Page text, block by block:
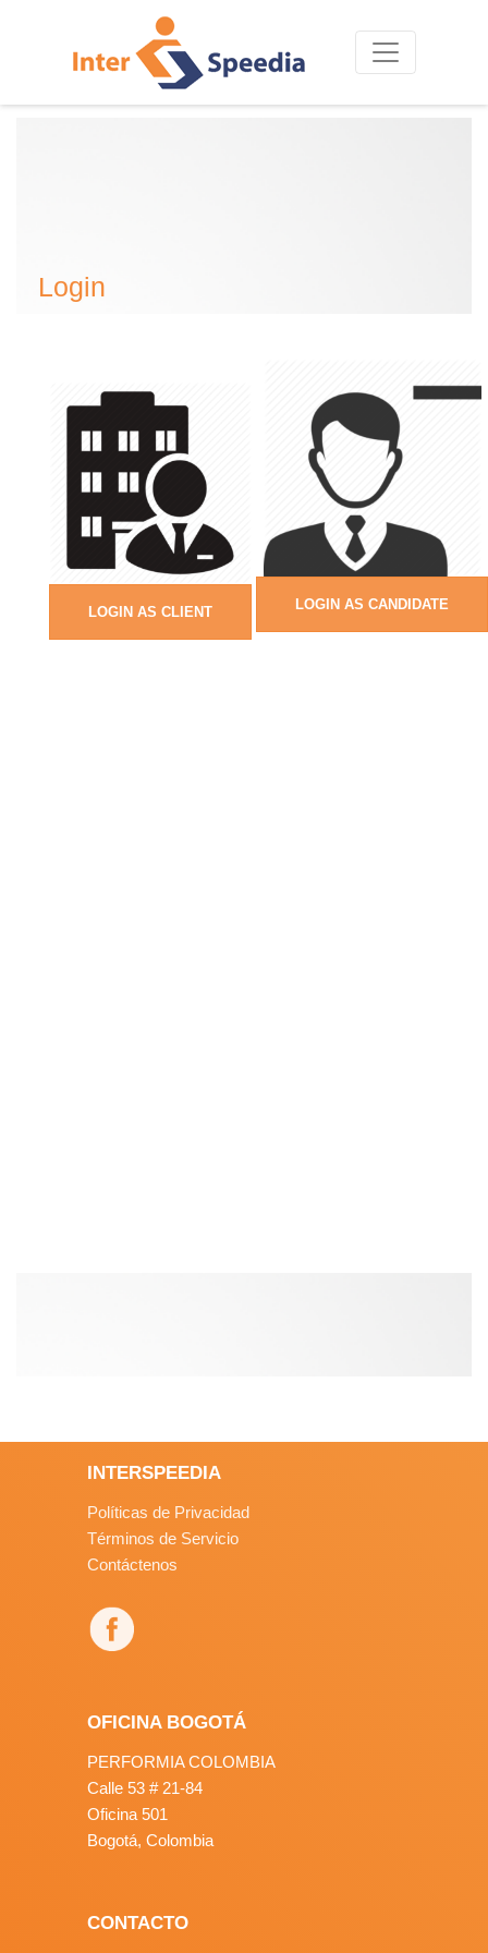
Login
LOGIN AS CLIENT LOGIN AS CANDIDATE
INTERSPEEDIA
Políticas de Privacidad
Términos de Servicio
Contáctenos
OFICINA BOGOTÁ
PERFORMIA COLOMBIA
Calle 53 # 21-84
Oficina 501
Bogotá, Colombia
CONTACTO